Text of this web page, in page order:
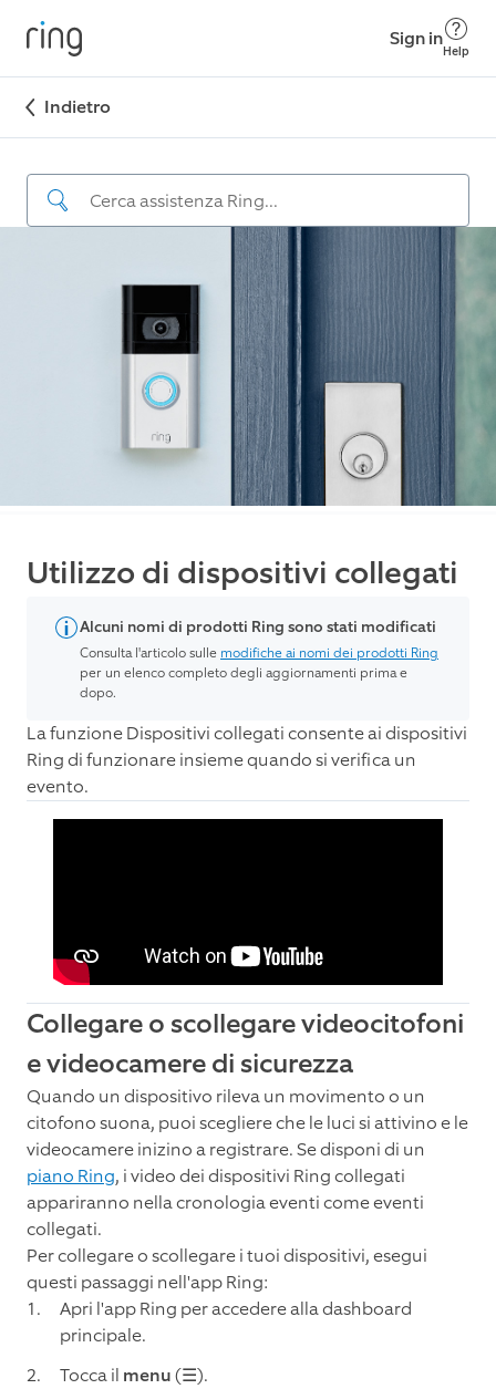
Sign in
Help
Indietro
Utilizzo di dispositivi collegati
Alcuni nomi di prodotti Ring sono stati modificati
Consulta l'articolo sulle modifiche ai nomi dei prodotti Ring
per un elenco completo degli aggiornamenti prima e
dopo.
La funzione Dispositivi collegati consente ai dispositivi
Ring di funzionare insieme quando si verifica un
evento.
Collegare o scollegare videocitofoni
e videocamere di sicurezza
Quando un dispositivo rileva un movimento o un
citofono suona, puoi scegliere che le luci si attivino e le
videocamere inizino a registrare. Se disponi di un
piano Ring, i video dei dispositivi Ring collegati
appariranno nella cronologia eventi come eventi
collegati.
Per collegare o scollegare i tuoi dispositivi, esegui
questi passaggi nell'app Ring:
Apri l'app Ring per accedere alla dashboard
principale.
Tocca il menu(☰).